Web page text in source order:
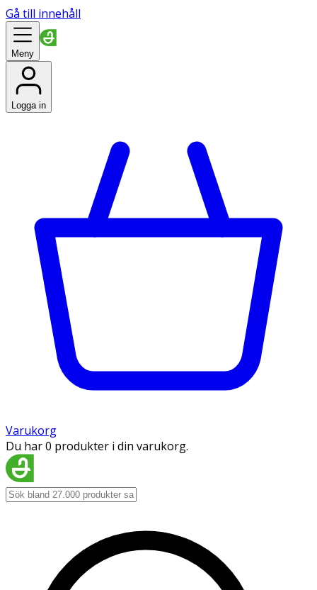
Gå till innehåll
Meny
Logga in
Varukorg
Du har 0 produkter i din varukorg.